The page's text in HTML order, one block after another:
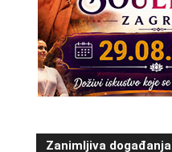
Zanimljiva događanja